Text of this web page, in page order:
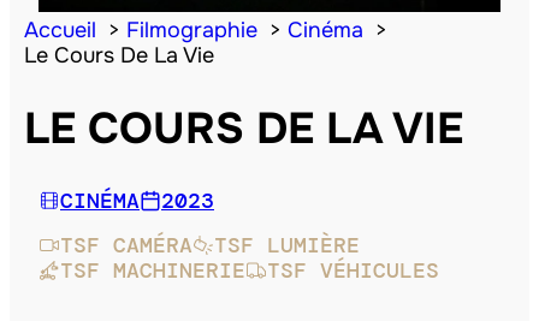
Accueil Filmographie
Cinéma
Le Cours De La Vie
LE COURS DE LA VIE
CINÉMA
2023
TSF CAMÉRA
TSF LUMIÈRE
TSF MACHINERIE
TSF VÉHICULES